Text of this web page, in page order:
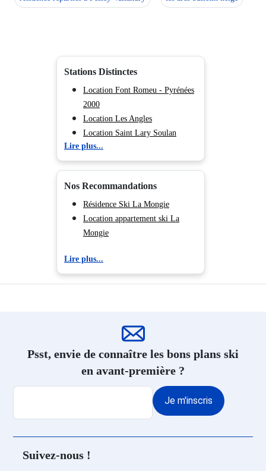
Stations Distinctes
Location Font Romeu - Pyrénées
2000
Location Les Angles
Location Saint Lary Soulan
Location Peyragudes
Location Ax les Thermes
Lire plus...
Nos Recommandations
Résidence Ski La Mongie
Location appartement ski La
Mongie
Lire plus...
Psst, envie de connaître les bons plans ski
en avant-première ?
Je m'inscris
Suivez-nous !